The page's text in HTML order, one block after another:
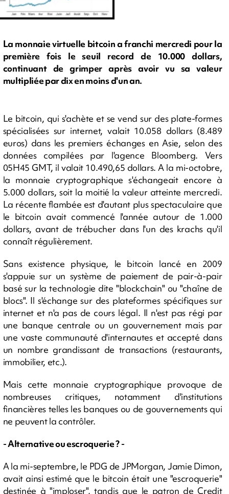
La monnaie virtuelle bitcoin a franchi mercredi pour la
première fois le seuil record de 10.000 dollars,
continuant de grimper après avoir vu sa valeur
multipliée par dix en moins d'un an.
Le bitcoin, qui s'achète et se vend sur des plate-formes
spécialisées sur internet, valait 10.058 dollars (8.489
euros) dans les premiers échanges en Asie, selon des
données compilées par l'agence Bloomberg. Vers
05H45 GMT, il valait 10.490,65 dollars. A la mi-octobre,
la monnaie cryptographique s'échangeait encore à
5.000 dollars, soit la moitié la valeur atteinte mercredi.
La récente flambée est d'autant plus spectaculaire que
le bitcoin avait commencé l'année autour de 1.000
dollars, avant de trébucher dans l'un des krachs qu'il
connaît régulièrement.
Sans existence physique, le bitcoin lancé en 2009
s'appuie sur un système de paiement de pair-à-pair
basé sur la technologie dite "blockchain" ou "chaîne de
blocs". Il s'échange sur des plateformes spécifiques sur
internet et n'a pas de cours légal. Il n'est pas régi par
une banque centrale ou un gouvernement mais par
une vaste communauté d'internautes et accepté dans
un nombre grandissant de transactions (restaurants,
immobilier, etc.).
Mais cette monnaie cryptographique provoque de
nombreuses critiques, notamment d'institutions
financières telles les banques ou de gouvernements qui
ne peuvent la contrôler.
- Alternative ou escroquerie ? -
A la mi-septembre, le PDG de JPMorgan, Jamie Dimon,
avait ainsi estimé que le bitcoin était une "escroquerie"
destinée à "imploser", tandis que le patron de Credit